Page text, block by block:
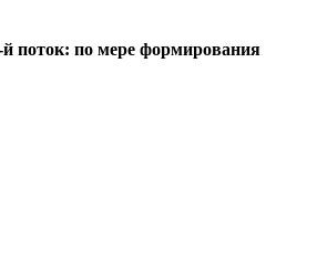
й поток: по мере формирования